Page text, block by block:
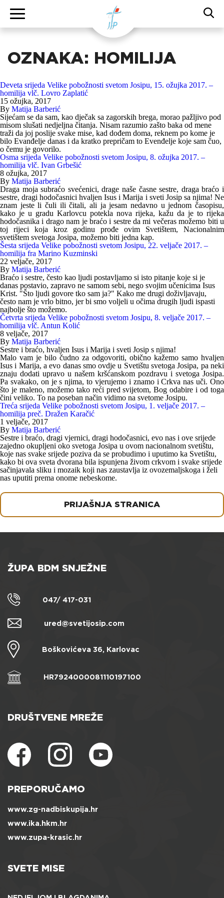
OZNAKA: HOMILIJA
Deveta srijeda Velike pobožnosti svetom Josipu, 15. ožujka 2017. –
homilija vlč. Lovro Zaplatić
15 ožujka, 2017
By Matija Barberić
Sijećam se da sam, kao dječak sa zagorskih brega, morao pažljivo pod
misom slušati nedjeljna čitanja. Nisam razumio zašto baka od mene
traži da joj poslije svake mise, kad dođem doma, reknem po kome je
bilo Evanđelje danas i da kratko prepričam to Evenđelje koje sam čuo,
o čemu je govorilo.
Osma srijeda Velike pobožnosti svetom Josipu, 8. ožujka 2017. –
homilija vlč. Ivan Grbešić
8 ožujka, 2017
By Matija Barberić
Draga moja subraćo svećenici, drage naše časne sestre, draga braćo i
sestre, dragi hodočasnici hvaljen Isus i Marija i sveti Josip sa njima! Ne
znam jeste li čuli ili čitali, ali ja jesam nedavno u jednom časopisu,
kako je u gradu Karlovcu potekla nova rijeka, kažu da je to rijeka
hodočasnika i drago nam je braćo i sestre da mi večeras možemo biti u
toj rijeci koja kroz godinu prođe ovim Svetištem, Nacionalnim
svetištem svetoga Josipa, možemo biti jedna kap.
Šesta srijeda Velike pobožnosti svetom Josipu, 22. veljače 2017. –
homilija fra Marino Kuzminski
22 veljače, 2017
By Matija Barberić
Braćo i sestre, često kao ljudi postavljamo si isto pitanje koje si je
danas postavio, zapravo ne samom sebi, nego svojim učenicima Isus
Krist. "Što ljudi govore tko sam ja?" Kako me drugi doživljavaju,
često nam je vrlo bitno, jer bi smo voljeli u očima drugih ljudi ispasti
najbolje što možemo.
Četvrta srijeda Velike pobožnosti svetom Josipu, 8. veljače 2017. –
homilija vlč. Antun Kolić
8 veljače, 2017
By Matija Barberić
Sestre i braćo, hvaljen Isus i Marija i sveti Josip s njima!
Malo vam je bilo čudno za odgovoriti, obično kažemo samo hvaljen
Isus i Marija, a evo danas smo ovdje u Svetištu svetoga Josipa, pa neki
znaju dodati upravo u našem kršćanskom pozdravu i svetoga Josipa.
Pa svakako, on je s njima, to vjerujemo i znamo i Crkva nas uči. Ono
što je maleno, možemo tako reći pred svijetom, Bog odabire i od toga
čini veliko. To na poseban način vidimo na svetome Josipu.
Treća srijeda Velike pobožnosti svetom Josipu, 1. veljače 2017. –
homilija preč. Dražen Karačić
1 veljače, 2017
By Matija Barberić
Sestre i braćo, dragi vjernici, dragi hodočasnici, evo nas i ove srijede
zajedno okupljeni oko svetoga Josipa u ovom nacionalnom svetištu,
koje nas svake srijede poziva da se probudimo i uputimo ka Svetištu,
kako bi ova sveta dvorana bila ispunjena živom crkvom i svake srijede
sačinjavala sliku i mozaik koji nas zaustavlja iz ovozemaljskoga i želi
nas uputiti prema onome nebeskome.
objava
PRIJAŠNJA STRANICA
ŽUPA BDM SNJEŽNE
047/ 417-031
ured@svetijosip.com
Boškovićeva 36, Karlovac
HR7924000081110197100
DRUŠTVENE MREŽE
PREPORUČAMO
www.zg-nadbiskupija.hr
www.ika.hkm.hr
www.zupa-krasic.hr
SVETE MISE